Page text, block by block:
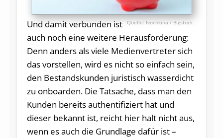
Ivochkina / Bigstock
Und damit verbunden ist
auch noch eine weitere Herausforderung:
Denn anders als viele Medienvertreter sich
das vorstellen, wird es nicht so einfach sein,
den Bestandskunden juristisch wasserdicht
zu onboarden. Die Tatsache, dass man den
Kunden bereits authentifiziert hat und
dieser bekannt ist, reicht hier halt nicht aus,
wenn es auch die Grundlage dafür ist –